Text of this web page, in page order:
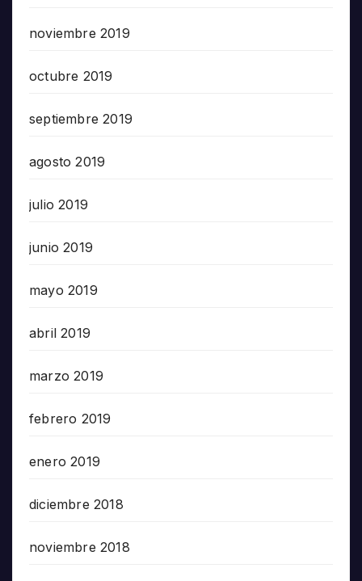
noviembre 2019
octubre 2019
septiembre 2019
agosto 2019
julio 2019
junio 2019
mayo 2019
abril 2019
marzo 2019
febrero 2019
enero 2019
diciembre 2018
noviembre 2018